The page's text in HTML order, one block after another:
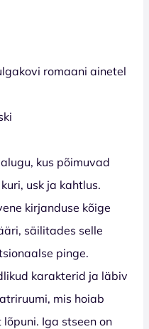
romaani ainetel
kus põimuvad
usk ja kahtlus.
kirjanduse kõige
säilitades selle
pinge.
karakterid ja läbiv
mis hoiab
Iga stseen on